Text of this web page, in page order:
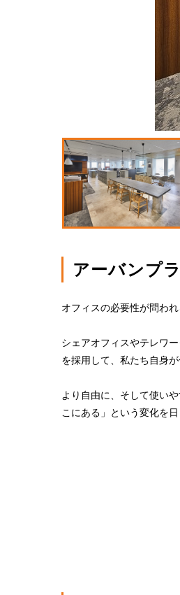
アーバンプ
オフィスの必要性が問わ
シェアオフィスやテレワ
を採用して、私たち自身
より自由に、そして使い
こにある」という変化を